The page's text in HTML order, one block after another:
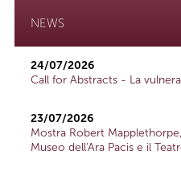
NEWS
24/07/2026
Call for Abstracts - La
23/07/2026
Mostra Robert
Museo dell'Ara Pacis e il